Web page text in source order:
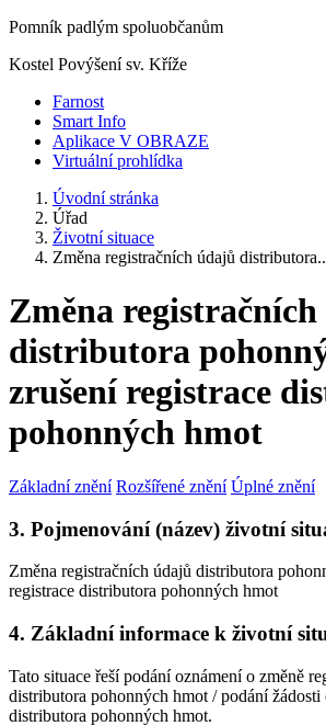
Pomník padlým spoluobčanům
Kostel Povýšení sv. Kříže
Farnost
Smart Info
Aplikace V OBRAZE
Virtuální prohlídka
Úvodní stránka
Úřad
Životní situace
Změna registračních údajů
Změna
distributora
zrušení registrace
pohonných hmot
Základní znění Rozšířené znění Úplné znění
3. Pojmenování (název) životní
Změna registračních údajů distributora
registrace distributora pohonných hmot
4. Základní informace k životní
Tato situace řeší podání oznámení o změně
distributora pohonných hmot / podání žádosti
distributora pohonných hmot.